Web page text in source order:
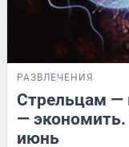
РАЗВЛЕЧЕНИЯ
Стрельцам —
—
июнь